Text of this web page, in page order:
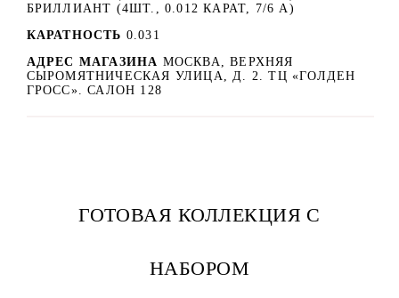
БРИЛЛИАНТ (4ШТ., 0.012 КАРАТ, 7/6 А)
КАРАТНОСТЬ 0.031
АДРЕС МАГАЗИНА МОСКВА, ВЕРХНЯЯ
СЫРОМЯТНИЧЕСКАЯ УЛИЦА, Д. 2. ТЦ «ГОЛДЕН
ГРОСС». САЛОН 128
ГОТОВАЯ КОЛЛЕКЦИЯ С
НАБОРОМ